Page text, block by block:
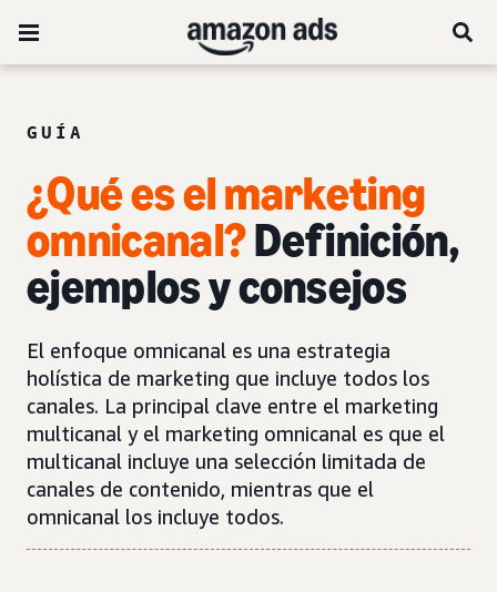
GUÍA
¿Qué es el marketing
omnicanal?Definición,
ejemplos y consejos
El enfoque omnicanal es una estrategia
holística de marketing que incluye todos los
canales. La principal clave entre el marketing
multicanal y el marketing omnicanal es que el
multicanal incluye una selección limitada de
canales de contenido, mientras que el
omnicanal los incluye todos.